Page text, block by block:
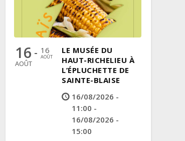
16
AOÛT
- 16
AOÛT
LE MUSÉE DU
HAUT-RICHELIEU À
L’ÉPLUCHETTE DE
SAINTE-BLAISE
16/08/2026 -
11:00 -
16/08/2026 -
15:00